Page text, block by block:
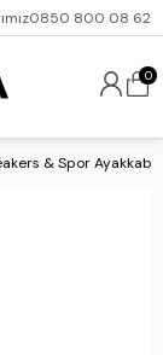
0850 800 08 62
0
& Spor Ayakkabı